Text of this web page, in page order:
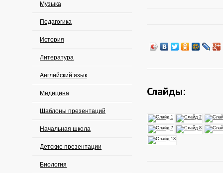
Музыка
Педагогика
История
Литература
Английский язык
Медицина
Шаблоны презентаций
Начальная школа
Детские презентации
Биология
Слайды: